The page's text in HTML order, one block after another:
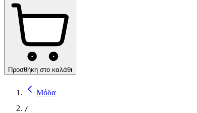
Προσθήκη στο καλάθι
Μόδα
/